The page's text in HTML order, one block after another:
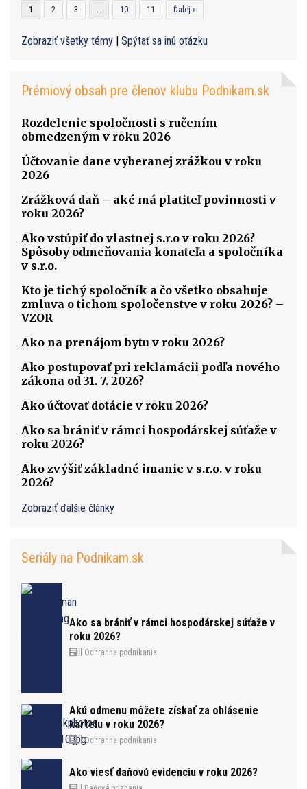
1 2 3 … 10 11 Ďalej »
Zobraziť všetky témy | Spýtať sa inú otázku
Prémiový obsah pre členov klubu Podnikam.sk
Rozdelenie spoločnosti s ručením
obmedzeným v roku 2026
Účtovanie dane vyberanej zrážkou v roku
2026
Zrážková daň – aké má platiteľ povinnosti v
roku 2026?
Ako vstúpiť do vlastnej s.r.o v roku 2026?
Spôsoby odmeňovania konateľa a spoločníka
v s.r.o.
Kto je tichý spoločník a čo všetko obsahuje
zmluva o tichom spoločenstve v roku 2026? –
VZOR
Ako na prenájom bytu v roku 2026?
Ako postupovať pri reklamácii podľa nového
zákona od 31. 7. 2026?
Ako účtovať dotácie v roku 2026?
Ako sa brániť v rámci hospodárskej súťaže v
roku 2026?
Ako zvýšiť základné imanie v s.r.o. v roku
2026?
Zobraziť ďalšie články
Seriály na Podnikam.sk
Ako sa brániť v rámci hospodárskej súťaže v
roku 2026?
Ochranna podnikania
Akú odmenu môžete získať za ohlásenie
kartelu v roku 2026?
Ochranna podnikania
Ako viesť daňovú evidenciu v roku 2026?